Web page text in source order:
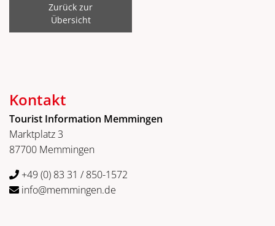
Zurück zur
Übersicht
Kontakt
Tourist Information Memmingen
Marktplatz 3
87700 Memmingen
+49 (0) 83 31 / 850-1572
info@memmingen.de